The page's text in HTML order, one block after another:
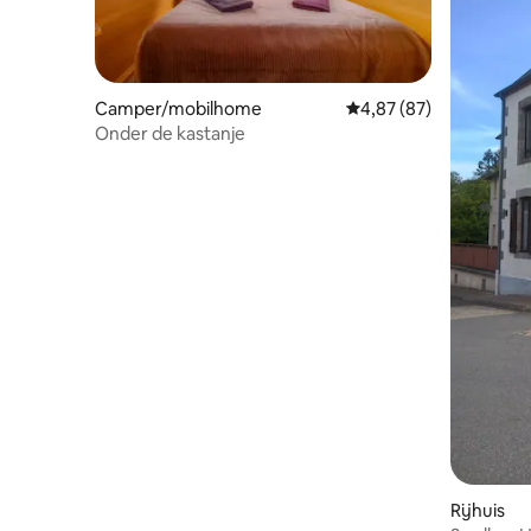
Camper/mobilhome Gemiddelde
4,87 (87)
Onder de kastanje
Rijhuis